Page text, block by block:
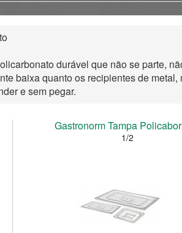
durável que não se parte,
baixa quanto os recipientes de
e sem pegar.
Gastronorm Tampa
1/2